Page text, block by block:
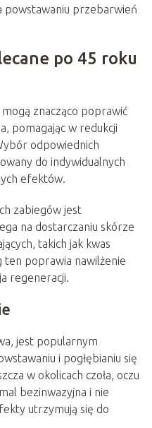
powstawaniu przebarwień
po 45 roku
znacząco poprawić
pomagając w redukcji
odpowiednich
do indywidualnych
efektów.
zabiegów jest
na dostarczaniu skórze
takich jak kwas
ten poprawia nawilżenie
regeneracji.
jest popularnym
i pogłębianiu się
w okolicach czoła, oczu
bezinwazyjna i nie
utrzymują się do